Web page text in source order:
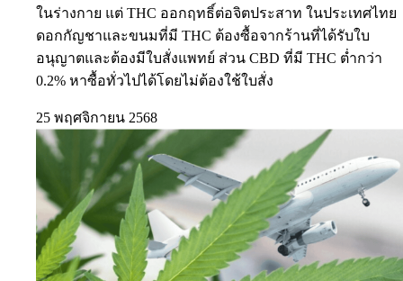
ในร่างกาย แต่ THC ออกฤทธิ์ต่อจิตประสาท ในประเทศไทย
ดอกกัญชาและขนมที่มี THC ต้องซื้อจากร้านที่ได้รับใบ
อนุญาตและต้องมีใบสั่งแพทย์ ส่วน CBD ที่มี THC ต่ำกว่า
0.2% หาซื้อทั่วไปได้โดยไม่ต้องใช้ใบสั่ง
25 พฤศจิกายน 2568